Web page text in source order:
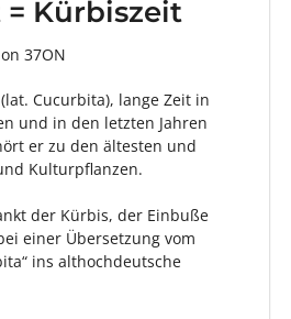
Kürbiszeit
on 37ON
Cucurbita), lange Zeit in
und in den letzten Jahren
er zu den ältesten und
Kulturpflanzen.
der Kürbis, der Einbuße
einer Übersetzung vom
ins althochdeutsche